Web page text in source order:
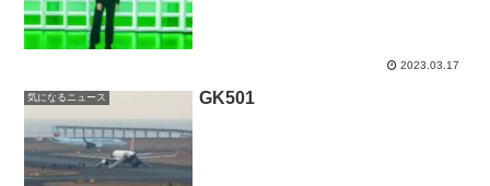
2023.03.17
気になるニュース GK501